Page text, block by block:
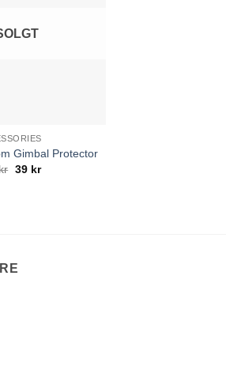
Gimbal Protector
Opprinnelig
39 krNåværende